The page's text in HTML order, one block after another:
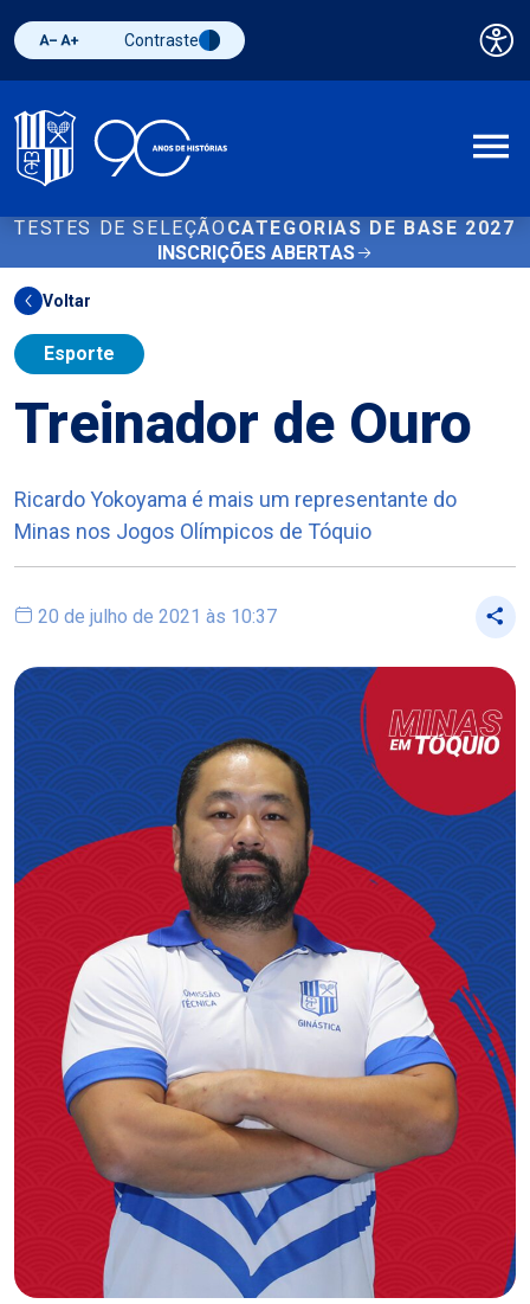
Diminuir fonte
Aumentar fonteAlternar contraste
Contraste
TESTES DE SELEÇÃO CATEGORIAS DE BASE 2027
INSCRIÇÕES ABERTAS
Voltar
Esporte
Treinador de Ouro
Ricardo Yokoyama é mais um representante do
Minas nos Jogos Olímpicos de Tóquio
20 de julho de 2021 às 10:37